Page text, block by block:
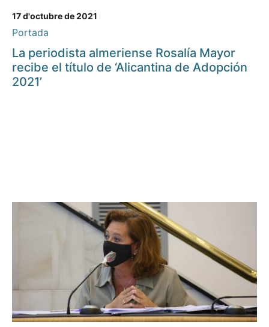
17 d'octubre de 2021
Portada
La periodista almeriense Rosalía Mayor
recibe el título de ‘Alicantina de Adopción
2021’